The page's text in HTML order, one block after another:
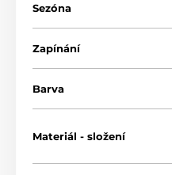
Sezóna
Zapínání
Barva
Materiál - složení